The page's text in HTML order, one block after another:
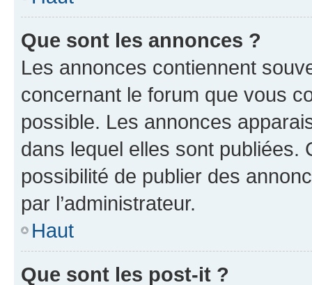
Que sont les annonces ?
Les annonces contiennent
concernant le forum que vous
possible. Les annonces
dans lequel elles sont publiées.
possibilité de publier des
par l’administrateur.
Haut
Que sont les post-it ?